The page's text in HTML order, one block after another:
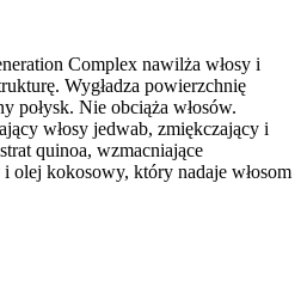
Complex nawilża włosy i
Wygładza powierzchnię
połysk. Nie obciąża włosów.
włosy jedwab, zmiękczający i
quinoa, wzmacniające
olej kokosowy, który nadaje włosom